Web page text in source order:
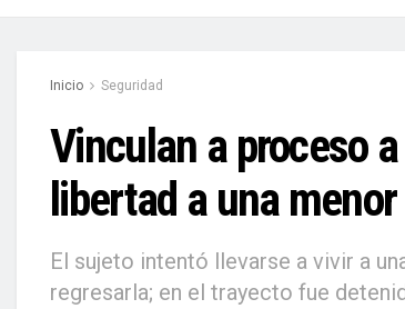
Inicio Seguridad
Vinculan a proceso
libertad a una menor
El sujeto intentó llevarse a vivir a
regresarla; en el trayecto fue